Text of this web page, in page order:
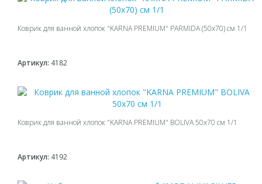
Коврик для ванной хлопок "KARNA PREMIUM" PARMIDA (50x70) см 1/1
Артикул: 4182
Коврик для ванной хлопок "KARNA PREMIUM" BOLIVA 50x70 см 1/1
Артикул: 4192